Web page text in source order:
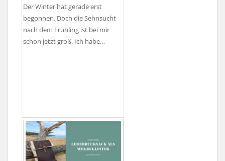
Der Winter hat gerade erst
begonnen. Doch die Sehnsucht
nach dem Frühling ist bei mir
schon jetzt groß. Ich habe…